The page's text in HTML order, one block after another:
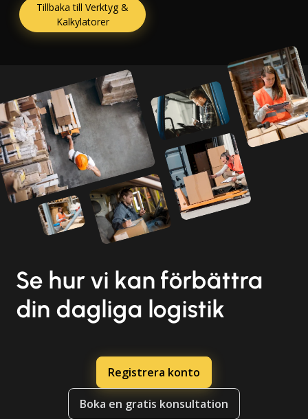
Tillbaka till Verktyg &
Kalkylatorer
Se hur vi kan förbättra
din dagliga logistik
Registrera konto
Boka en gratis konsultation